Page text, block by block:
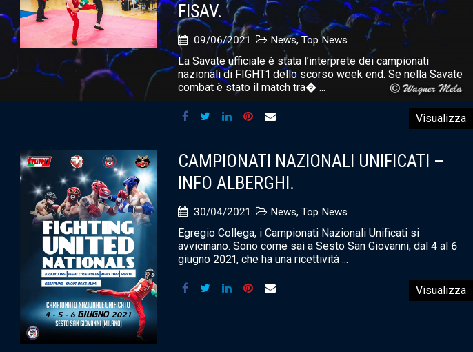
FISAV.
09/06/2021 News,Top News
La Savate ufficiale è stata l’interprete dei campionati
nazionali di FIGHT1 dello scorso week end. Se nella Savate
combat è stato il match tra� ...
Visualizza
CAMPIONATI NAZIONALI UNIFICATI –
INFO ALBERGHI.
30/04/2021 News, Top News
Egregio Collega, i Campionati Nazionali Unificati si
avvicinano. Sono come sai a Sesto San Giovanni, dal 4 al 6
giugno 2021, che ha una ricettività ...
Visualizza